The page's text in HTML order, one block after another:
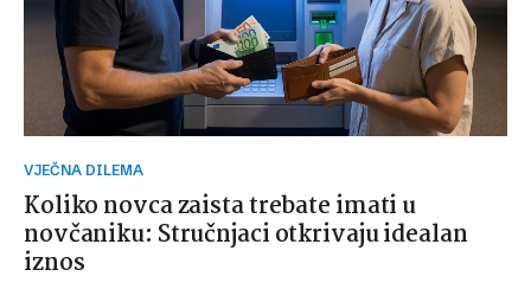
VJEČNA DILEMA
Koliko novca zaista trebate imati u
novčaniku: Stručnjaci otkrivaju idealan
iznos